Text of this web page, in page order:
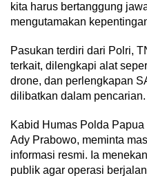
kita harus bertanggung
mengutamakan
Pasukan terdiri dari Polri,
terkait, dilengkapi alat
drone, dan perlengkapan
dilibatkan dalam pencarian.
Kabid Humas Polda
Ady Prabowo, meminta
informasi resmi. Ia
publik agar operasi